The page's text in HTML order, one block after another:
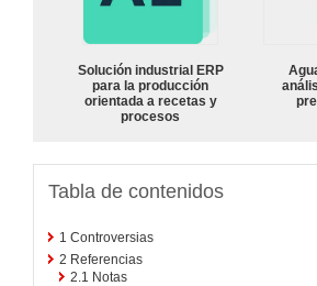
Solución industrial ERP
para la producción
orientada a recetas y
procesos
Tabla de contenidos
1 Controversias
2 Referencias
2.1 Notas